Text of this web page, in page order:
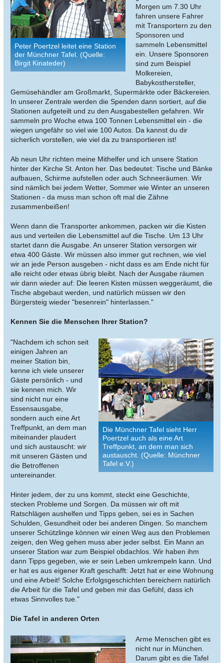
Peter Poertzel leitet eine Station
der Münchner Tafel. (Quelle:
Birgit Kinateder)
Morgen um 7.30 Uhr
fahren unsere Fahrer
mit Transportern zu den
Sponsoren und
sammeln Lebensmittel
ein. Unsere Sponsoren
sind zum Beispiel
Molkereien,
Babykosthersteller,
Gemüsehändler am Großmarkt, Supermärkte oder Bäckereien.
In unserer Zentrale werden die Spenden dann sortiert, auf die
Stationen aufgeteilt und zu den Ausgabestellen gefahren. Wir
sammeln pro Woche etwa 100 Tonnen Lebensmittel ein - die
wiegen ungefähr so viel wie 100 Autos. Da kannst du dir
sicherlich vorstellen, wie viel da zu transportieren ist!
Ab neun Uhr richten meine Mithelfer und ich unsere Station
hinter der Kirche St. Anton her. Das bedeutet: Tische und Bänke
aufbauen, Schirme aufstellen oder auch Schneeräumen. Wir
sind nämlich bei jedem Wetter, Sommer wie Winter an unseren
Stationen - da muss man schon oft mal die Zähne
zusammenbeißen!
Wenn dann die Transporter ankommen, packen wir die Kisten
aus und verteilen die Lebensmittel auf die Tische. Um 13 Uhr
startet dann die Ausgabe. An unserer Station versorgen wir
etwa 400 Gäste. Wir müssen also immer gut rechnen, wie viel
wir an jede Person ausgeben - nicht dass es am Ende nicht für
alle reicht oder etwas übrig bleibt. Nach der Ausgabe räumen
wir dann wieder auf: Die leeren Kisten müssen weggeräumt, die
Tische abgebaut werden, und natürlich müssen wir den
Bürgersteig wieder "besenrein" hinterlassen."
Kennen Sie die Menschen Ihrer Station?
Die Münchner Tafel sieht Herr
Poertzel auch als eine Art
Treffpunkt, an dem man sich
austauscht. (Quelle: Münchner
Tafel e.V.)
"Nachdem ich schon seit
einigen Jahren an
meiner Station bin,
kenne ich viele unserer
Gäste persönlich - und
sie kennen mich. Wir
sind nicht nur eine
Essensausgabe,
sondern auch eine Art
Treffpunkt, an dem man
miteinander plaudert
und sich austauscht: wir
mit unseren Gästen und
die Betroffenen
untereinander.
Hinter jedem, der zu uns kommt, steckt eine Geschichte,
stecken Probleme und Sorgen. Da müssen wir oft mit
Ratschlägen aushelfen und Tipps geben, sei es in Sachen
Schulden, Gesundheit oder bei anderen Dingen. So manchem
unserer Schützlinge können wir einen Weg aus den Problemen
zeigen, den Weg gehen muss aber jeder selbst. Ein Mann an
unserer Station war zum Beispiel obdachlos. Wir haben ihm
dann Tipps gegeben, wie er sein Leben umkrempeln kann. Und
er hat es aus eigener Kraft geschafft: Jetzt hat er eine Wohnung
und eine Arbeit! Solche Erfolgsgeschichten bereichern natürlich
die Arbeit für die Tafel und geben mir das Gefühl, dass ich
etwas Sinnvolles tue."
Die Tafel in anderen Orten
Arme Menschen gibt es
nicht nur in München.
Darum gibt es die Tafel